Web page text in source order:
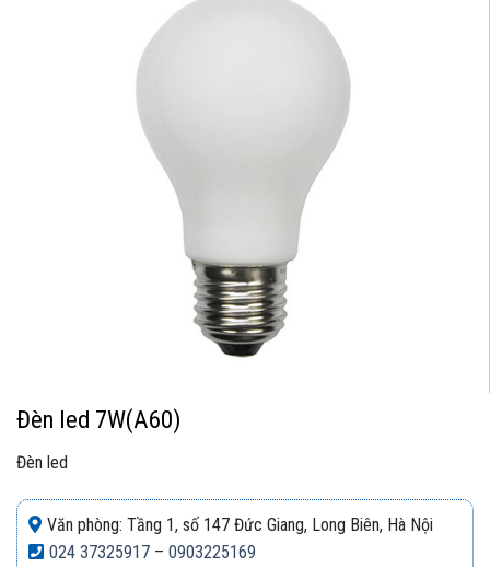
Đèn led 7W(A60)
Đèn led
Văn phòng: Tầng 1, số 147 Đức Giang, Long Biên, Hà Nội
024 37325917 – 0903225169